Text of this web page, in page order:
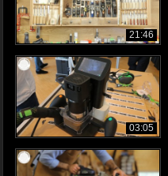
21:46
03:05